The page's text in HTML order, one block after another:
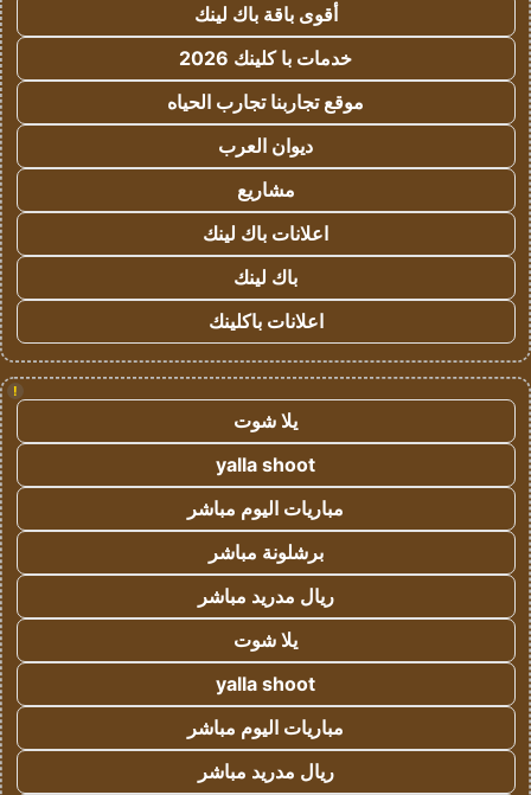
أقوى باقة باك لينك
خدمات با كلينك 2026
موقع تجاربنا تجارب الحياه
ديوان العرب
مشاريع
اعلانات باك لينك
باك لينك
اعلانات باكلينك
!
يلا شوت
yalla shoot
مباريات اليوم مباشر
برشلونة مباشر
ريال مدريد مباشر
يلا شوت
yalla shoot
مباريات اليوم مباشر
ريال مدريد مباشر